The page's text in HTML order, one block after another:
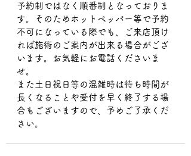
予約制ではなく順番制となっておりま
す。そのためホットペッパー等で‪予約
不可になっている際でも、ご来店頂け
れば施術のご案内が出来る場合がござ
います。お気軽にお電話くださいま
せ。
また土日祝日等の混雑時は待ち時間が
長くなることや受付を早く終了する場
合もございますので、予めご了承くだ
さい。